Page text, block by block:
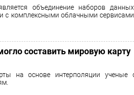
объединение наборов
с комплексными облачными
составить мировую карту
на основе интерполяции ученые